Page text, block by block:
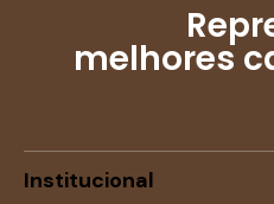
melhores
Institucional